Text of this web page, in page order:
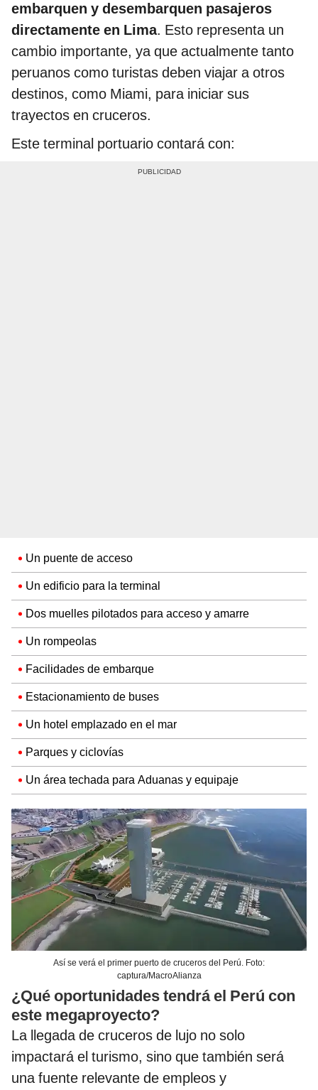
embarquen y desembarquen pasajeros
directamente en Lima. Esto representa un
cambio importante, ya que actualmente tanto
peruanos como turistas deben viajar a otros
destinos, como Miami, para iniciar sus
trayectos en cruceros.
Este terminal portuario contará con:
Un puente de acceso
Un edificio para la terminal
Dos muelles pilotados para acceso y amarre
Un rompeolas
Facilidades de embarque
Estacionamiento de buses
Un hotel emplazado en el mar
Parques y ciclovías
Un área techada para Aduanas y equipaje
Así se verá el primer puerto de cruceros del Perú. Foto:
captura/MacroAlianza
¿Qué oportunidades tendrá el Perú con
este megaproyecto?
La llegada de cruceros de lujo no solo
impactará el turismo, sino que también será
una fuente relevante de empleos y